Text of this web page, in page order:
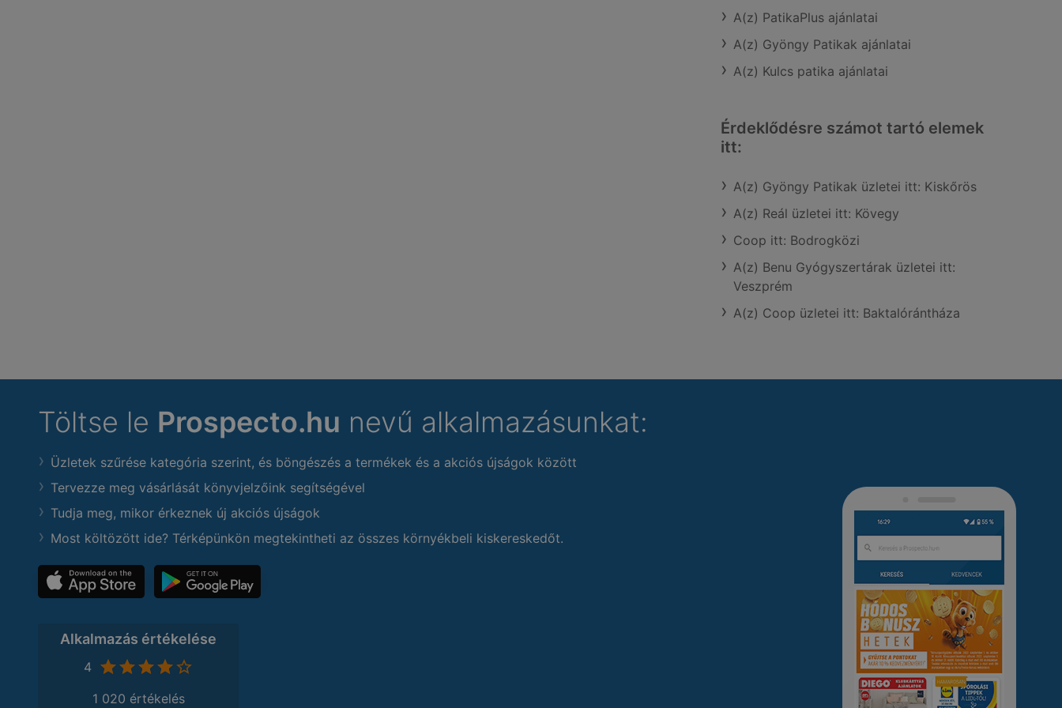
A(z) PatikaPlus ajánlatai
A(z) Gyöngy Patikak ajánlatai
A(z) Kulcs patika ajánlatai
Érdeklődésre számot tartó elemek
itt:
A(z) Gyöngy Patikak üzletei itt: Kiskőrös
A(z) Reál üzletei itt: Kövegy
Coop itt: Bodrogközi
A(z) Benu Gyógyszertárak üzletei itt:
Veszprém
A(z) Coop üzletei itt: Baktalórántháza
Töltse le Prospecto.hu nevű alkalmazásunkat:
Üzletek szűrése kategória szerint, és böngészés a termékek és a akciós újságok között
Tervezze meg vásárlását könyvjelzőink segítségével
Tudja meg, mikor érkeznek új akciós újságok
Most költözött ide? Térképünkön megtekintheti az összes környékbeli kiskereskedőt.
Alkalmazás értékelése
4
1 020 értékelés